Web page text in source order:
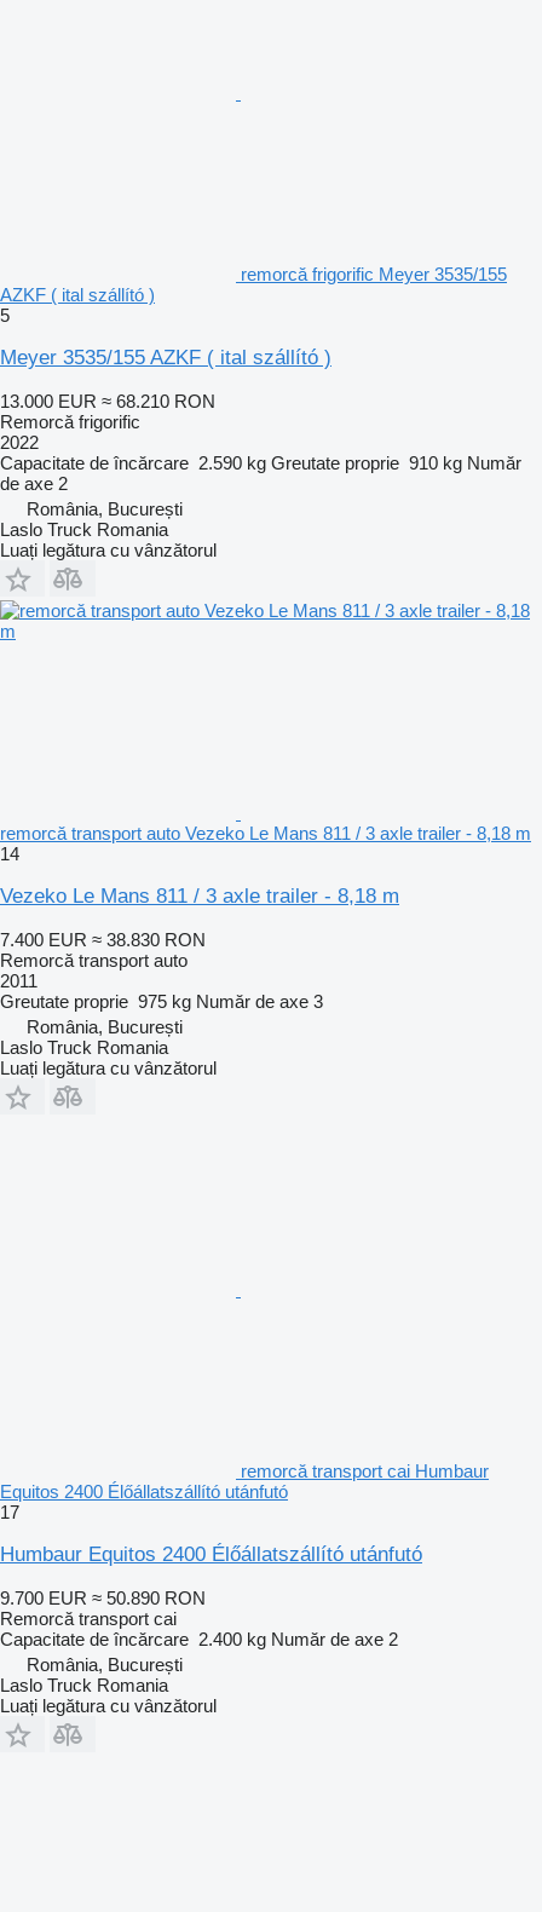
remorcă frigorific Meyer 3535/155
AZKF ( ital szállító )
5
Meyer 3535/155 AZKF ( ital szállító )
13.000 EUR ≈ 68.210 RON
Remorcă frigorific
2022
Capacitate de încărcare 2.590 kg Greutate proprie 910 kg Număr
de axe 2
România, București
Laslo Truck Romania
Luați legătura cu vânzătorul
remorcă transport auto Vezeko Le Mans 811 / 3 axle trailer - 8,18 m
14
Vezeko Le Mans 811 / 3 axle trailer - 8,18 m
7.400 EUR ≈ 38.830 RON
Remorcă transport auto
2011
Greutate proprie 975 kg Număr de axe 3
România, București
Laslo Truck Romania
Luați legătura cu vânzătorul
remorcă transport cai Humbaur
Equitos 2400 Élőállatszállító utánfutó
17
Humbaur Equitos 2400 Élőállatszállító utánfutó
9.700 EUR ≈ 50.890 RON
Remorcă transport cai
Capacitate de încărcare 2.400 kg Număr de axe 2
România, București
Laslo Truck Romania
Luați legătura cu vânzătorul